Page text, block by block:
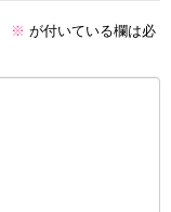
※ が付いている欄は必